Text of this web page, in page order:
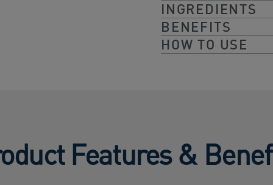
INGREDIENTS
BENEFITS
HOW TO USE
Features &